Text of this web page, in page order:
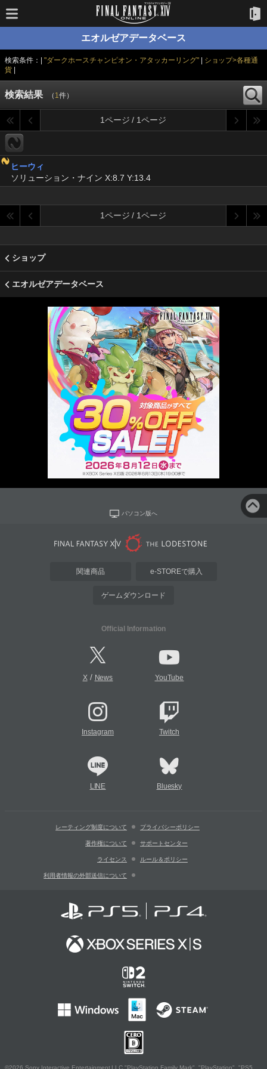
エオルゼアデータベース
検索条件：| "ダークホースチャンピオン・アタッカーリング"|
ショップ>各種通
貨|
検索結果 （ 1件）
1ページ / 1ページ
ヒーウィ
ソリューション・ナイン X:8.7 Y:13.4
1ページ / 1ページ
ショップ
エオルゼアデータベース
パソコン版へ
関連商品 e-STOREで購入
ゲームダウンロード
Official Information
X/ News YouTube
Instagram Twitch
LINE Bluesky
レーティング制度について プライバシーポリシー
著作権について サポートセンター
ライセンス ルール＆ポリシー
利用者情報の外部送信について
©2026 Sony Interactive Entertainment LLC."PlayStation Family Mark", "PlayStation", "PS5